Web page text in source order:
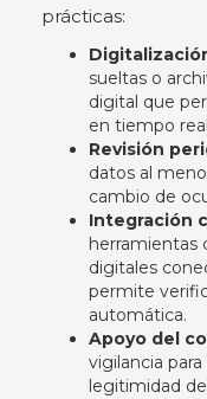
prácticas:
sueltas o
digital que
en tiempo
Revisión
datos al
cambio de
Integración
herramientas
digitales
permite
automática.
Apoyo del
vigilancia
legitimidad